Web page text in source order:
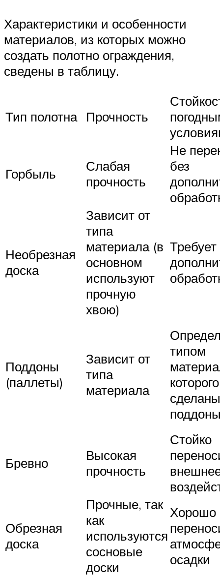
Характеристики и особенности
материалов, из которых можно
создать полотно ограждения,
сведены в таблицу.
Тип полотна Прочность
Горбыль
Слабая
прочность
Не
без
Необрезная
доска
Зависит от
типа
материала (в
основном
используют
прочную
хвою)
Требует
Поддоны
(паллеты)
Зависит от
типа
материала
типом
которого
сделаны
Бревно
Высокая
прочность
Стойко
Обрезная
доска
Прочные, так
как
используются
сосновые
доски
Хорошо
осадки